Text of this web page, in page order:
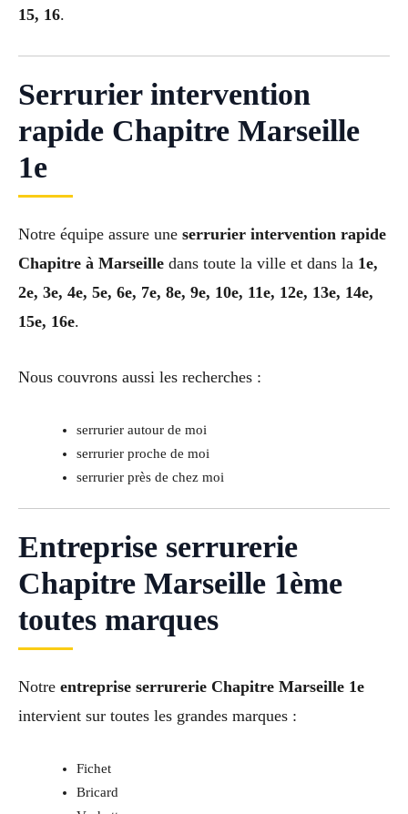
15, 16.
Serrurier intervention
rapide Chapitre Marseille
1e
Notre équipe assure une serrurier intervention rapide
Chapitre à Marseille dans toute la ville et dans la 1e,
2e, 3e, 4e, 5e, 6e, 7e, 8e, 9e, 10e, 11e, 12e, 13e, 14e,
15e, 16e.
Nous couvrons aussi les recherches :
serrurier autour de moi
serrurier proche de moi
serrurier près de chez moi
Entreprise serrurerie
Chapitre Marseille 1ème
toutes marques
Notre entreprise serrurerie Chapitre Marseille 1e
intervient sur toutes les grandes marques :
Fichet
Bricard